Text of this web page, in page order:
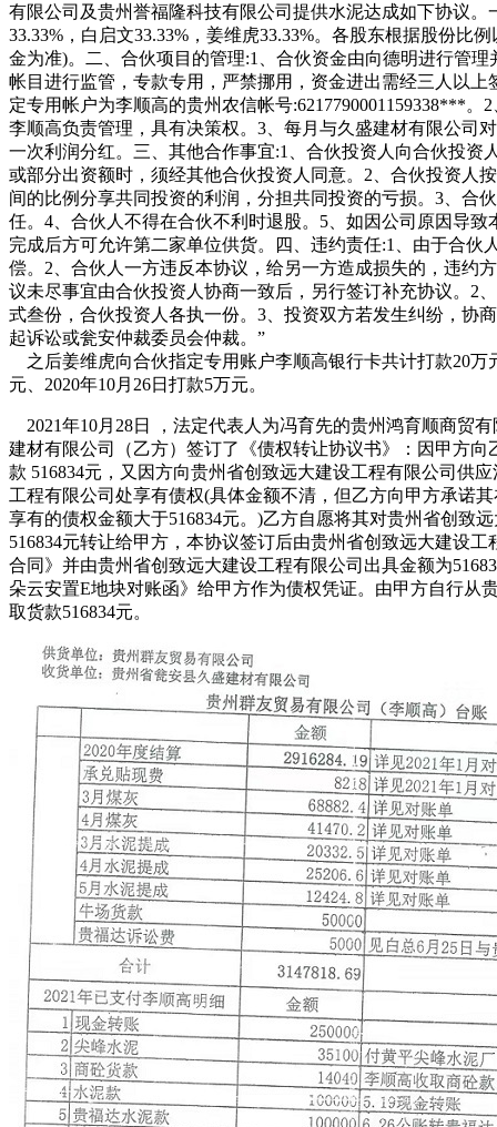
有限公司及贵州誉福隆科技有限公司提供水泥达成如下协议
33.33%，白启文33.33%，姜维虎33.33%。各股东根据股份比
金为准)。二、合伙项目的管理:1、合伙资金由向德明进行管
帐目进行监管，专款专用，严禁挪用，资金进出需经三人以
定专用帐户为李顺高的贵州农信帐号:6217790001159338***
李顺高负责管理，具有决策权。3、每月与久盛建材有限公司
一次利润分红。三、其他合作事宜:1、合伙投资人向合伙投资
或部分出资额时，须经其他合伙投资人同意。2、合伙投资人
间的比例分享共同投资的利润，分担共同投资的亏损。3、合
任。4、合伙人不得在合伙不利时退股。5、如因公司原因导
完成后方可允许第二家单位供货。四、违约责任:1、由于合伙
偿。2、合伙人一方违反本协议，给另一方造成损失的，违约
议未尽事宜由合伙投资人协商一致后，另行签订补充协议。2
式叁份，合伙投资人各执一份。3、投资双方若发生纠纷，协
起诉讼或瓮安仲裁委员会仲裁。”
之后姜维虎向合伙指定专用账户李顺高银行卡共计打款20万
元、2020年10月26日打款5万元。
2021年10月28日 ，法定代表人为冯育先的贵州鸿育顺商贸
建材有限公司（乙方）签订了《债权转让协议书》：因甲方
款 516834元，又因方向贵州省创致远大建设工程有限公司供
工程有限公司处享有债权(具体金额不清，但乙方向甲方承诺
享有的债权金额大于516834元。)乙方自愿将其对贵州省创致
516834元转让给甲方，本协议签订后由贵州省创致远大建设
合同》并由贵州省创致远大建设工程有限公司出具金额为
朵云安置E地块对账函》给甲方作为债权凭证。由甲方自行从
取货款516834元。